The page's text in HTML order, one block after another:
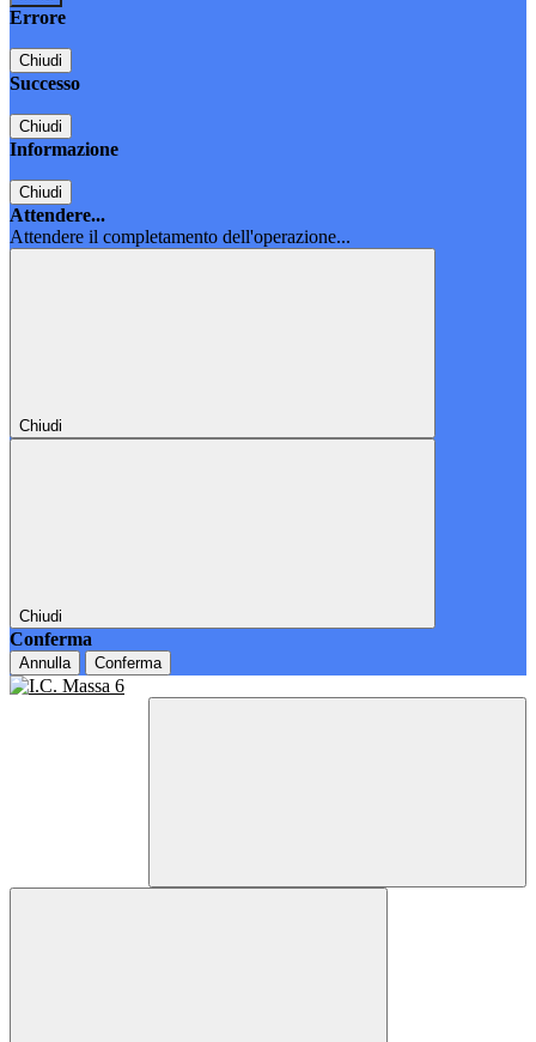
Errore
Chiudi
Successo
Chiudi
Informazione
Chiudi
Attendere...
Attendere il completamento dell'operazione...
Chiudi
Chiudi
Conferma
Annulla Conferma